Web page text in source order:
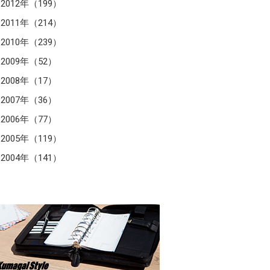
2012年（199）
2011年（214）
2010年（239）
2009年（52）
2008年（17）
2007年（36）
2006年（77）
2005年（119）
2004年（141）